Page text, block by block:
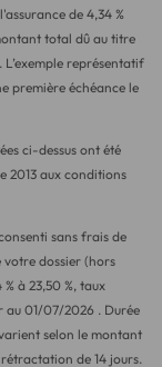
de 4,34 %
total dû au titre
L’exemple représentatif
première échéance le
ci-dessus ont été
2013 aux conditions
sans frais de
votre dossier (hors
% à 23,50 %, taux
au 01/07/2026 . Durée
selon le montant
de 14 jours.